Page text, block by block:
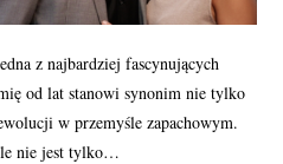
z najbardziej fascynujących
od lat stanowi synonim nie tylko
w przemyśle zapachowym.
nie jest tylko…